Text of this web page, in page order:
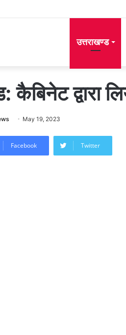
उत्तराखण्ड
कैबिनेट द्वारा
May 19, 2023
Facebook Twitter